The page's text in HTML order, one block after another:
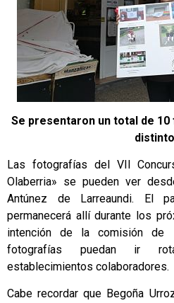
Se presentaron un total de
Las fotografías del VII
Olaberria» se pueden ver
Antúnez de Larreaundi. El
permanecerá allí durante los
intención de la comisión de
fotografías puedan ir
establecimientos colaboradores.
Cabe recordar que Begoña